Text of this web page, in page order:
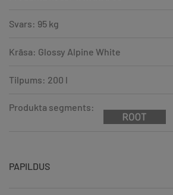
Svars: 95 kg
Krāsa: Glossy Alpine White
Tilpums: 200 l
Produkta segments:
PAPILDUS